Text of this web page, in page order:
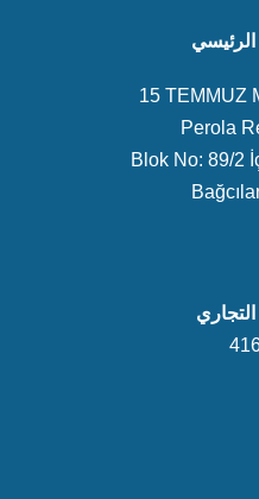
الرئيسي
15 TEMMUZ
Perola
Blok No: 89/2